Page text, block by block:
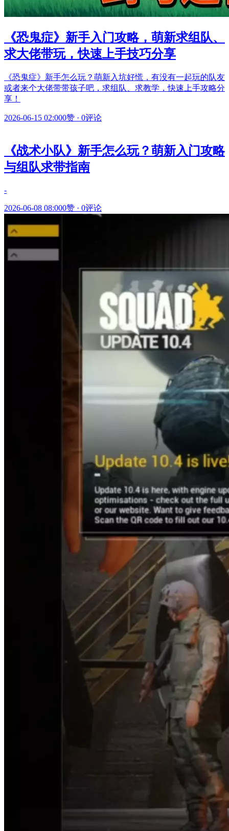
《恐鬼症》新手入门攻略，萌新求组队、
求大佬带玩，快速上手技巧分享
《恐鬼症》新手怎么玩？萌新入坑好慌，有没有一起玩的队友
或者来个大佬带带孩子吧，求组队、求教学，快速上手攻略分
享！
2026-06-15 02:000赞 · 0评论
《战术小队》新手怎么玩？萌新入门攻略
与组队求带指南
-
2026-06-08 08:000赞 · 0评论